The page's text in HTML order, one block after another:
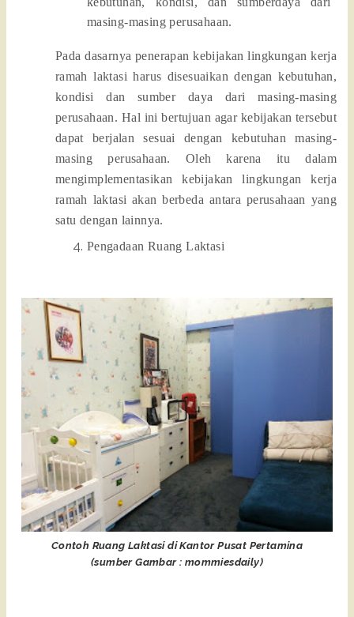
masing-masing perusahaan.
Pada dasarnya penerapan kebijakan lingkungan kerja
ramah laktasi harus disesuaikan dengan kebutuhan,
kondisi dan sumber daya dari masing-masing
perusahaan. Hal ini bertujuan agar kebijakan tersebut
dapat berjalan sesuai dengan kebutuhan masing-
masing perusahaan. Oleh karena itu dalam
mengimplementasikan kebijakan lingkungan kerja
ramah laktasi akan berbeda antara perusahaan yang
satu dengan lainnya.
Pengadaan Ruang Laktasi
Contoh Ruang Laktasi di Kantor Pusat Pertamina
(sumber Gambar : mommiesdaily)